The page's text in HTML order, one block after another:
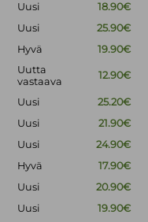
Uusi
18.90€
Uusi
25.90€
Hyvä 19.90€
Uutta
vastaava
12.90€
Uusi
25.20€
Uusi
21.90€
Uusi
24.90€
Hyvä
17.90€
Uusi
20.90€
Uusi 19.90€